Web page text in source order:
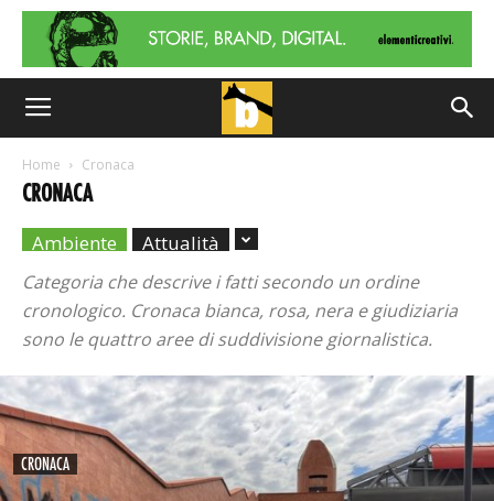
Home Cronaca
CRONACA
Ambiente Attualità
Categoria che descrive i fatti secondo un ordine
cronologico. Cronaca bianca, rosa, nera e giudiziaria
sono le quattro aree di suddivisione giornalistica.
CRONACA